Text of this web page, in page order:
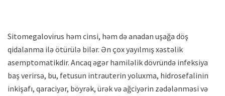
Sitomegalovirus həm cinsi, həm də anadan uşağa döş
qidalanma ilə ötürülə bilər. Ən çox yayılmış xəstəlik
asemptomatikdir. Ancaq əgər hamiləlik dövründə infeksiya
baş verirsə, bu, fetusun intrauterin yoluxma, hidrosefalinin
inkişafı, qaraciyər, böyrək, ürək və ağciyərin zədələnməsi və